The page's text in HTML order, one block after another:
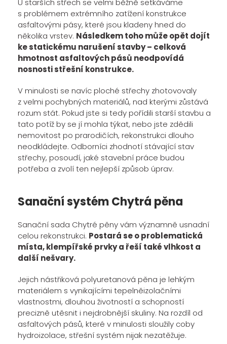
U starších střech se velmi běžně setkáváme
s problémem extrémního zatížení konstrukce
asfaltovými pásy, které jsou kladeny hned do
několika vrstev. Následkem toho může opět dojít
ke statickému narušení stavby – celková
hmotnost asfaltových pásů neodpovídá
nosnosti střešní konstrukce.
V minulosti se navíc ploché střechy zhotovovaly
z velmi pochybných materiálů, nad kterými zůstává
rozum stát. Pokud jste si tedy pořídili starší stavbu a
tato potíž by se jí mohla týkat, nebo jste zdědili
nemovitost po prarodičích, rekonstrukci dlouho
neodkládejte. Odborníci zhodnotí stávající stav
střechy, posoudí, jaké stavební práce budou
potřeba a zvolí ten nejlepší způsob úprav.
Sanační systém Chytrá pěna
Sanační sada Chytré pěny vám významně usnadní
celou rekonstrukci. Postará se o problematická
místa, klempířské prvky a řeší také vlhkost a
další nešvary.
Jejich nástřiková polyuretanová pěna je lehkým
materiálem s vynikajícími tepelněizolačními
vlastnostmi, dlouhou životností a schopností
precizně utěsnit i nejdrobnější skuliny. Na rozdíl od
asfaltových pásů, které v minulosti sloužily coby
hydroizolace, střešní systém nijak nezatěžuje.